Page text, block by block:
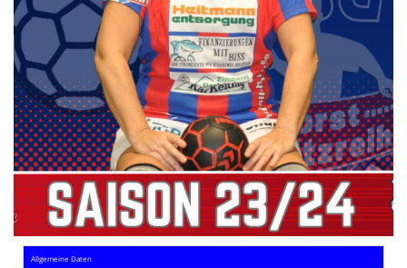
HAIE TV
NEWSLETTER
DIE HAIE I Intern
Partner
Allgemeine Daten